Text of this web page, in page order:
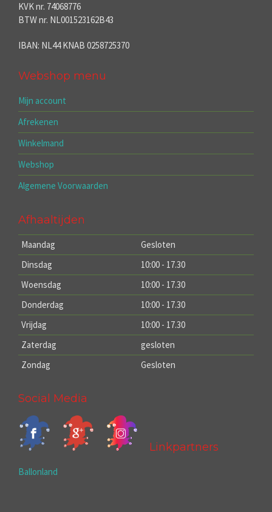
KVK nr. 74068776
BTW nr. NL001523162B43
IBAN: NL44 KNAB 0258725370
Webshop menu
Mijn account
Afrekenen
Winkelmand
Webshop
Algemene Voorwaarden
Afhaaltijden
Maandag
Gesloten
Dinsdag
10:00 - 17.30
Woensdag
10:00 - 17.30
Donderdag
10:00 - 17.30
Vrijdag
10:00 - 17.30
Zaterdag
gesloten
Zondag
Gesloten
Social Media
Linkpartners
Ballonland